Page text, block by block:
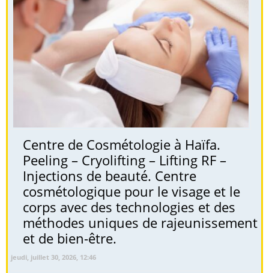
Centre de Cosmétologie à Haïfa.
Peeling – Cryolifting – Lifting RF –
Injections de beauté. Centre
cosmétologique pour le visage et le
corps avec des technologies et des
méthodes uniques de rajeunissement
et de bien-être.
jeudi, juillet 30, 2026, 12:46